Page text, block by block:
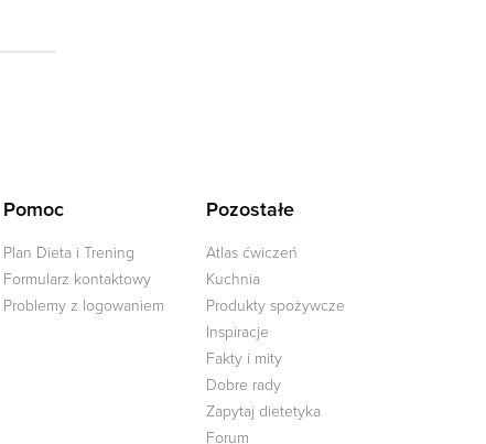
Pomoc
Plan Dieta i Trening
Formularz kontaktowy
Problemy z logowaniem
Pozostałe
Atlas ćwiczeń
Kuchnia
Produkty spożywcze
Inspiracje
Fakty i mity
Dobre rady
Zapytaj dietetyka
Forum